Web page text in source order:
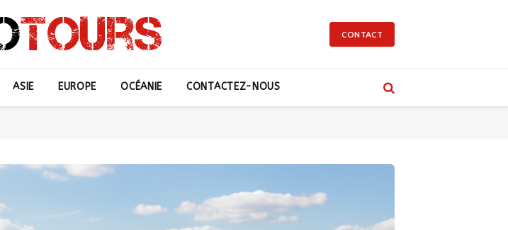
CONTACT
ASIE EUROPE OCÉANIE CONTACTEZ-NOUS